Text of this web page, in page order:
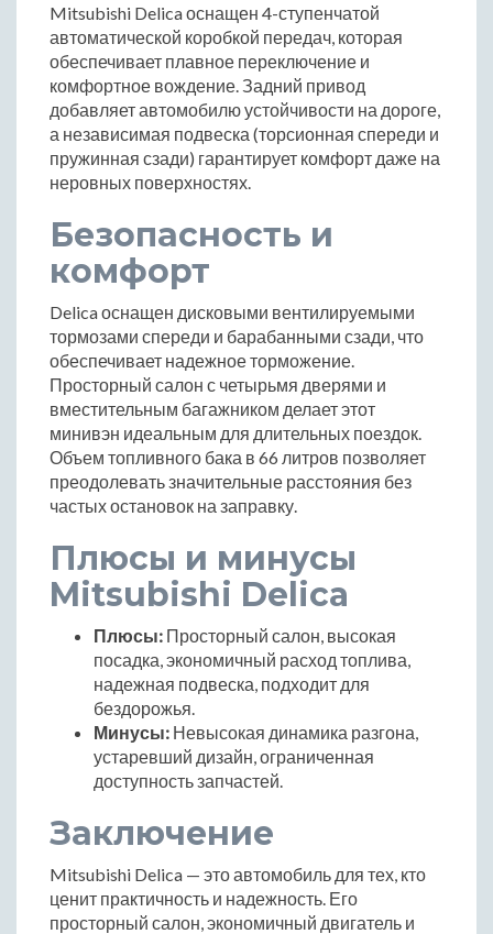
Mitsubishi Delica оснащен 4-ступенчатой
автоматической коробкой передач, которая
обеспечивает плавное переключение и
комфортное вождение. Задний привод
добавляет автомобилю устойчивости на дороге,
а независимая подвеска (торсионная спереди и
пружинная сзади) гарантирует комфорт даже на
неровных поверхностях.
Безопасность и
комфорт
Delica оснащен дисковыми вентилируемыми
тормозами спереди и барабанными сзади, что
обеспечивает надежное торможение.
Просторный салон с четырьмя дверями и
вместительным багажником делает этот
минивэн идеальным для длительных поездок.
Объем топливного бака в 66 литров позволяет
преодолевать значительные расстояния без
частых остановок на заправку.
Плюсы и минусы
Mitsubishi Delica
Плюсы: Просторный салон, высокая
посадка, экономичный расход топлива,
надежная подвеска, подходит для
бездорожья.
Минусы: Невысокая динамика разгона,
устаревший дизайн, ограниченная
доступность запчастей.
Заключение
Mitsubishi Delica — это автомобиль для тех, кто
ценит практичность и надежность. Его
просторный салон, экономичный двигатель и